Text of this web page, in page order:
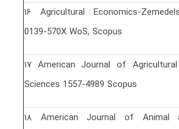
١۶ Agricultural Economics-Zemedelska Ekonomika
0139-570X WoS, Scopus
١٧ American Journal of Agricultural and Biological
Sciences 1557-4989 Scopus
١٨ American Journal of Animal and Veterinary